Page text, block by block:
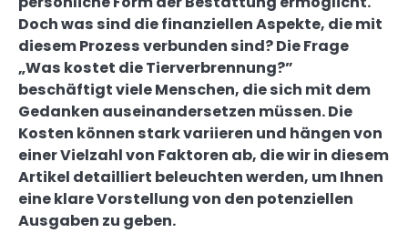
Doch was sind die finanziellen Aspekte, die mit
diesem Prozess verbunden sind? Die Frage
„Was kostet die Tierverbrennung?”
beschäftigt viele Menschen, die sich mit dem
Gedanken auseinandersetzen müssen. Die
Kosten können stark variieren und hängen von
einer Vielzahl von Faktoren ab, die wir in diesem
Artikel detailliert beleuchten werden, um Ihnen
eine klare Vorstellung von den potenziellen
Ausgaben zu geben.